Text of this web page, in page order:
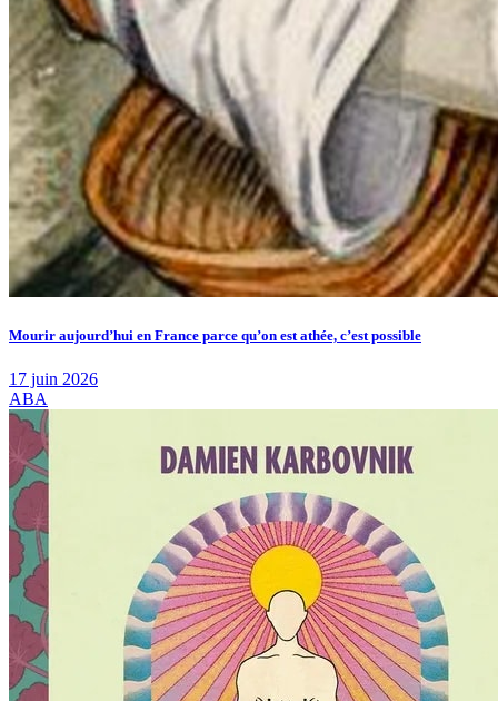
Mourir aujourd’hui en France parce qu’on est athée, c’est possible
17 juin 2026
ABA